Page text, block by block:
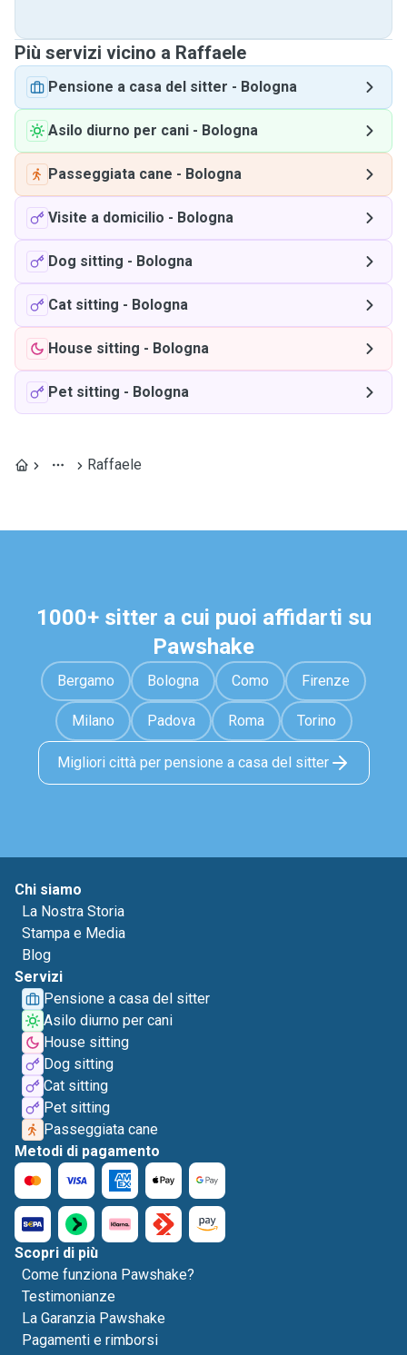
Più servizi vicino a Raffaele
Pensione a casa del sitter - Bologna
Asilo diurno per cani - Bologna
Passeggiata cane - Bologna
Visite a domicilio - Bologna
Dog sitting - Bologna
Cat sitting - Bologna
House sitting - Bologna
Pet sitting - Bologna
Raffaele
1000+ sitter a cui puoi affidarti su
Pawshake
Bergamo Bologna Como Firenze
Milano Padova Roma Torino
Migliori città per pensione a casa del sitter
Chi siamo
La Nostra Storia
Stampa e Media
Blog
Servizi
Pensione a casa del sitter
Asilo diurno per cani
House sitting
Dog sitting
Cat sitting
Pet sitting
Passeggiata cane
Metodi di pagamento
Scopri di più
Come funziona Pawshake?
Testimonianze
La Garanzia Pawshake
Pagamenti e rimborsi